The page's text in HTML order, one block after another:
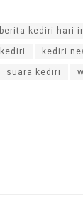
berita kediri hari
kediri kediri
suara kediri